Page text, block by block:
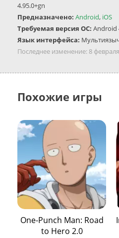
4.95.0+gn
Предназначено: Android, iOS
Требуемая версия ОС: Android
Язык интерфейса:
Последнее изменение: 8
Похожие игры
One-Punch Man: Road
to Hero 2.0